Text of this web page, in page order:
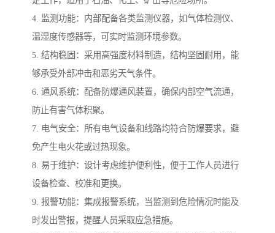
4. 监测功能：内部配备各类监测仪器，如气体检测仪、
温湿度传感器等，可实时监测环境参数。
5. 结构稳固：采用高强度材料制造，结构坚固耐用，能
够承受外部冲击和恶劣天气条件。
6. 通风系统：配备防爆通风装置，确保内部空气流通，
防止有害气体积聚。
7. 电气安全：所有电气设备和线路均符合防爆要求，避
免产生电火花或过热现象。
8. 易于维护：设计考虑维护便利性，便于工作人员进行
设备检查、校准和更换。
9. 报警功能：集成报警系统，当监测到危险情况时能及
时发出警报，提醒人员采取应急措施。